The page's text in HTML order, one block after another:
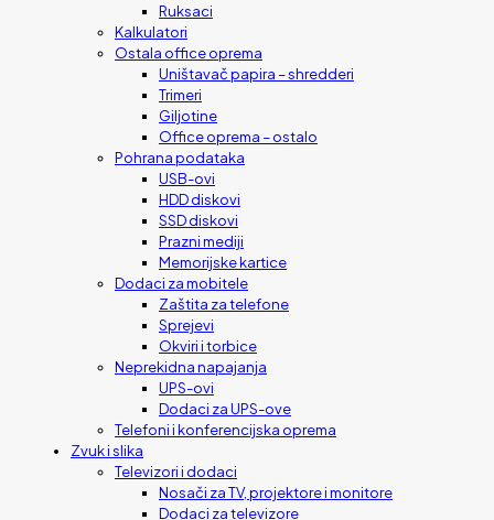
Ruksaci
Kalkulatori
Ostala office oprema
Uništavač papira – shredderi
Trimeri
Giljotine
Office oprema – ostalo
Pohrana podataka
USB-ovi
HDD diskovi
SSD diskovi
Prazni mediji
Memorijske kartice
Dodaci za mobitele
Zaštita za telefone
Sprejevi
Okviri i torbice
Neprekidna napajanja
UPS-ovi
Dodaci za UPS-ove
Telefoni i konferencijska oprema
Zvuk i slika
Televizori i dodaci
Nosači za TV, projektore i monitore
Dodaci za televizore